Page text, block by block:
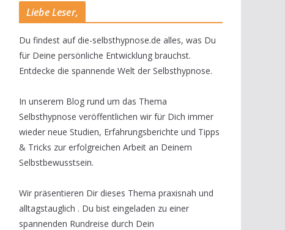
Liebe Leser,
Du findest auf die-selbsthypnose.de alles, was Du
für Deine persönliche Entwicklung brauchst.
Entdecke die spannende Welt der Selbsthypnose.
In unserem Blog rund um das Thema
Selbsthypnose veröffentlichen wir für Dich immer
wieder neue Studien, Erfahrungsberichte und Tipps
& Tricks zur erfolgreichen Arbeit an Deinem
Selbstbewusstsein.
Wir präsentieren Dir dieses Thema praxisnah und
alltagstauglich . Du bist eingeladen zu einer
spannenden Rundreise durch Dein